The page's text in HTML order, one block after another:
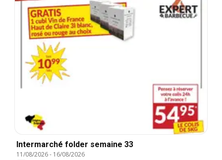
Intermarché folder semaine 33
11/08/2026- 16/08/2026